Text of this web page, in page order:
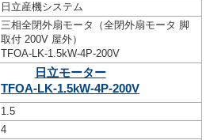
日立産機システム
三相全閉外扇モータ（全閉外扇モータ 脚
取付 200V 屋外）
TFOA-LK-1.5kW-4P-200V
日立モーター
TFOA-LK-1.5kW-4P-200V
1.5
4